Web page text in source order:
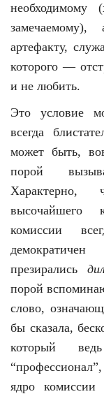
артефакту,
которого —
и не любить.
Это условие
всегда
может быть,
порой
Характерно,
высочайшего
комиссии
презирались
порой
слово,
бы сказала,
который
ядро